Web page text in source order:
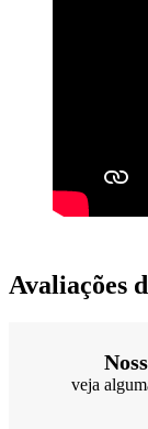
Avaliações
veja